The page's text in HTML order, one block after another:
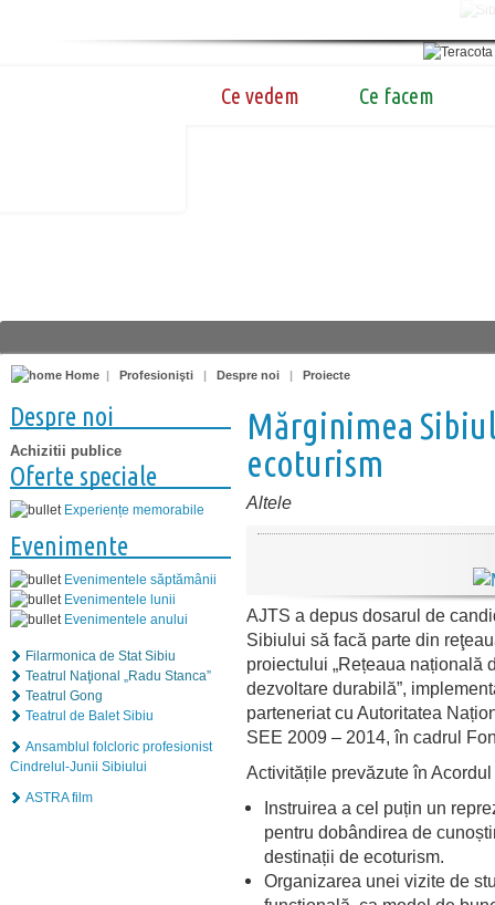
Ce vedem Ce facem
Home | Profesionişti | Despre noi | Proiecte
Despre noi
Achizitii publice
Oferte speciale
Experiențe memorabile
Evenimente
Evenimentele săptămânii
Evenimentele lunii
Evenimentele anului
Filarmonica de Stat Sibiu
Teatrul Naţional „Radu Stanca”
Teatrul Gong
Teatrul de Balet Sibiu
Ansamblul folcloric profesionist
Cindrelul-Junii Sibiului
ASTRA film
Mărginimea
ecoturism
Altele
AJTS a depus dosarul de
Sibiului să facă parte din
proiectului „Rețeaua națională
dezvoltare durabilă”,
parteneriat cu Autoritatea
SEE 2009 – 2014, în cadrul
Activitățile prevăzute în
Instruirea a cel puțin un
pentru dobândirea de
destinații de ecoturism.
Organizarea unei vizite de